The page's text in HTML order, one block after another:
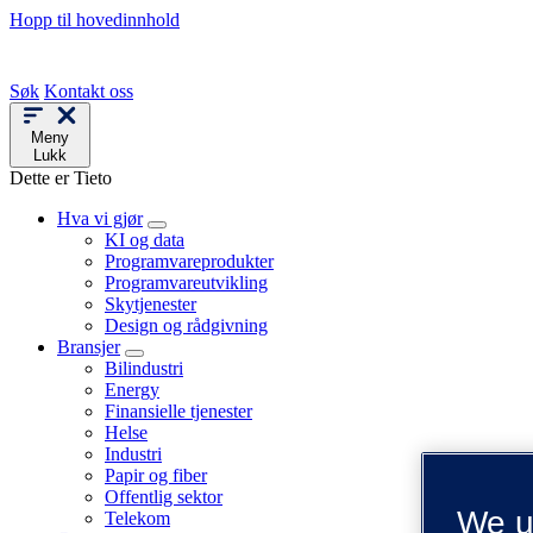
Hopp til hovedinnhold
Søk Kontakt oss
Meny
Lukk
Dette er Tieto
Hva vi gjør
KI og data
Programvareprodukter
Programvareutvikling
Skytjenester
Design og rådgivning
Bransjer
Bilindustri
Energy
Finansielle tjenester
Helse
Industri
Papir og fiber
Offentlig sektor
Telekom
We